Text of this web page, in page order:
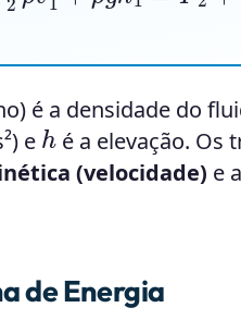
é a densidade do
ehé a elevação. Os
(velocidade) e a
de Energia